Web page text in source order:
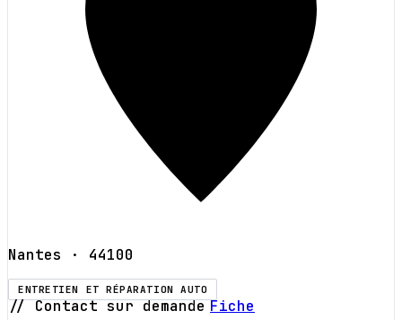
Nantes · 44100
ENTRETIEN ET RÉPARATION AUTO
// Contact sur demande Fiche